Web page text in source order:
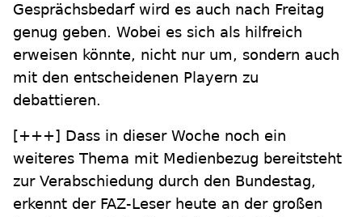
Gesprächsbedarf wird es auch nach Freitag
genug geben. Wobei es sich als hilfreich
erweisen könnte, nicht nur um, sondern auch
mit den entscheidenen Playern zu
debattieren.
[+++] Dass in dieser Woche noch ein
weiteres Thema mit Medienbezug bereitsteht
zur Verabschiedung durch den Bundestag,
erkennt der FAZ-Leser heute an der großen